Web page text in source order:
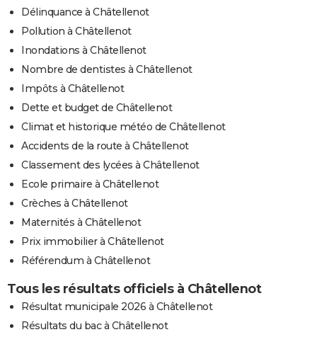
Délinquance à Châtellenot
Pollution à Châtellenot
Inondations à Châtellenot
Nombre de dentistes à Châtellenot
Impôts à Châtellenot
Dette et budget de Châtellenot
Climat et historique météo de Châtellenot
Accidents de la route à Châtellenot
Classement des lycées à Châtellenot
Ecole primaire à Châtellenot
Crèches à Châtellenot
Maternités à Châtellenot
Prix immobilier à Châtellenot
Référendum à Châtellenot
Tous les résultats officiels à Châtellenot
Résultat municipale 2026 à Châtellenot
Résultats du bac à Châtellenot